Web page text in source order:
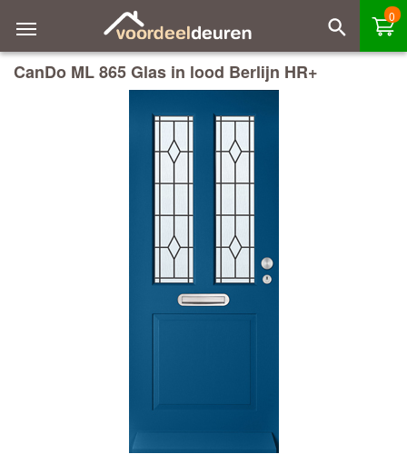
0
CanDo ML 865 Glas in lood Berlijn HR+